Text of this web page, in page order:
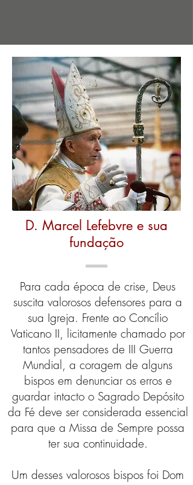
D. Marcel Lefebvre e sua
fundação
Para cada época de crise, Deus
suscita valorosos defensores para a
sua Igreja. Frente ao Concílio
Vaticano II, licitamente chamado por
tantos pensadores de III Guerra
Mundial, a coragem de alguns
bispos em denunciar os erros e
guardar intacto o Sagrado Depósito
da Fé deve ser considerada essencial
para que a Missa de Sempre possa
ter sua continuidade.
Um desses valorosos bispos foi Dom